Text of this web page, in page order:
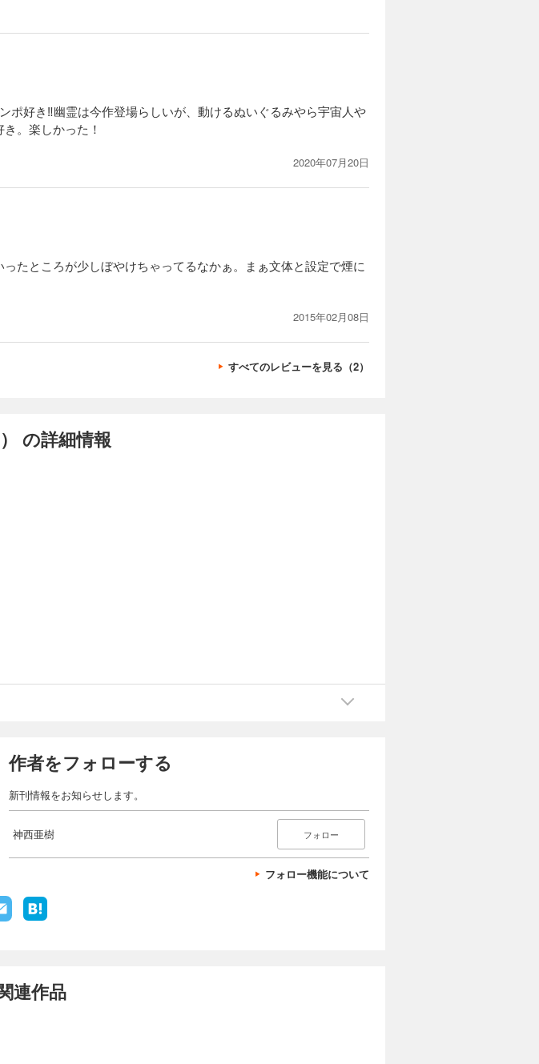
好き‼幽霊は今作登場らしいが、動けるぬいぐるみやら宇宙人や
。楽しかった！
2020年07月20日
たところが少しぼやけちゃってるなかぁ。まぁ文体と設定で煙に
2015年02月08日
すべてのレビューを見る（2）
の詳細情報
作者をフォローする
新刊情報をお知らせします。
神西亜樹 フォロー
フォロー機能について
連作品